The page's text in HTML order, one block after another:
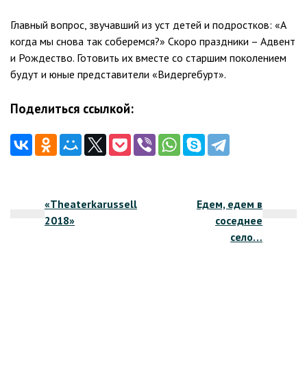
Главный вопрос, звучавший из уст детей и подростков: «А
когда мы снова так соберемся?» Скоро праздники – Адвент
и Рождество. Готовить их вместе со старшим поколением
будут и юные представители «Видергебурт».
Поделиться ссылкой:
«Theaterkarussell
2018»
Едем, едем в
соседнее
село…